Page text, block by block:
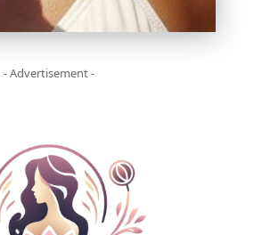
- Advertisement -